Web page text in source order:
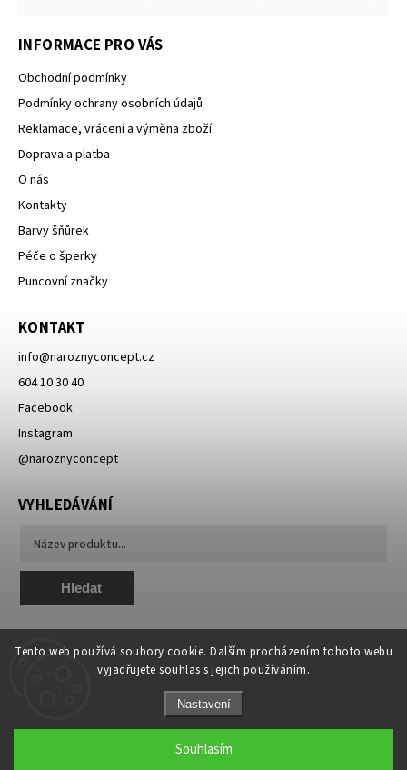
Tento web používá soubory cookie. Dalším procházením tohoto webu
vyjadřujete souhlas s jejich používáním.
Nastavení
Souhlasím
INFORMACE PRO VÁS
Obchodní podmínky
Podmínky ochrany osobních údajů
Reklamace, vrácení a výměna zboží
Doprava a platba
O nás
Kontakty
Barvy šňůrek
Péče o šperky
Puncovní značky
KONTAKT
info@naroznyconcept.cz
604 10 30 40
Facebook
Instagram
@naroznyconcept
VYHLEDÁVÁNÍ
Hledat
NAROZNY concept - módní, originální a unikátní